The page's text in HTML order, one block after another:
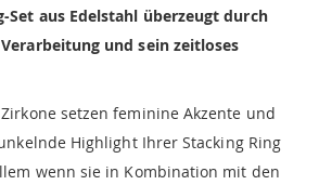
Set aus Edelstahl überzeugt durch
und sein zeitloses
setzen feminine Akzente und
Highlight Ihrer Stacking Ring
wenn sie in Kombination mit den